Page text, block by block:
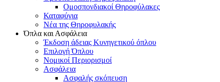
Oμοσπονδιακοί Θηροφύλακες
Καταφύγια
Νέα της Θηροφυλακής
Όπλα και Ασφάλεια
Έκδοση άδειας Κυνηγετικού όπλου
Επιλογή Όπλου
Νομικοί Περιορισμοί
Ασφάλεια
Ασφαλής σκόπευση